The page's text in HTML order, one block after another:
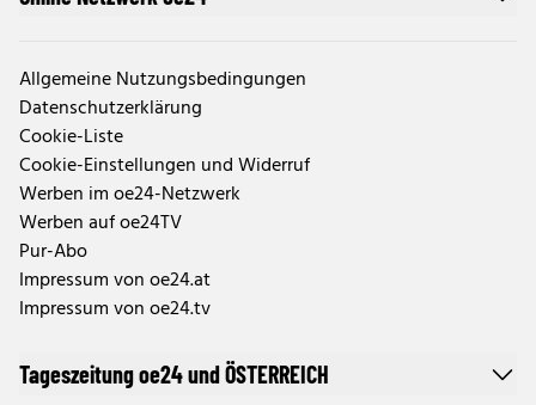
Allgemeine Nutzungsbedingungen
Datenschutzerklärung
Cookie-Liste
Cookie-Einstellungen und Widerruf
Werben im oe24-Netzwerk
Werben auf oe24TV
Pur-Abo
Impressum von oe24.at
Impressum von oe24.tv
Tageszeitung oe24 und ÖSTERREICH